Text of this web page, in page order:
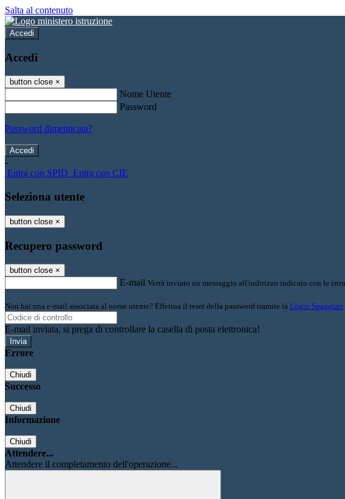
Salta al contenuto
Accedi
Accedi
button close ×
Nome Utente
Password
Password dimenticata?
-
Entra con SPID Entra con CIE
Seleziona utente
button close ×
Recupero password
button close ×
E-mail Verrà inviato un messaggio all'indirizzo indicato con le
Non hai una e-mail associata al nome utente? Effettua il reset della password tramite la Login Spaggiari
E-mail inviata, si prega di controllare la casella di posta elettronica!
Errore
Chiudi
Successo
Chiudi
Informazione
Chiudi
Attendere...
Attendere il completamento dell'operazione...